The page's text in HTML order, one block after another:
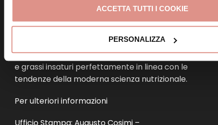
ACCETTA TUTTI I COOKIE
PERSONALIZZA
che è anche la finalità di tutte le aziende, con i
prodotto dalle caratteristiche uniche per qualità
e gusto, un prodotto ad alto valore nutrizionale,
con una composizione di proteine nobili, minerali
e grassi insaturi perfettamente in linea con le
tendenze della moderna scienza nutrizionale.
Per ulteriori informazioni